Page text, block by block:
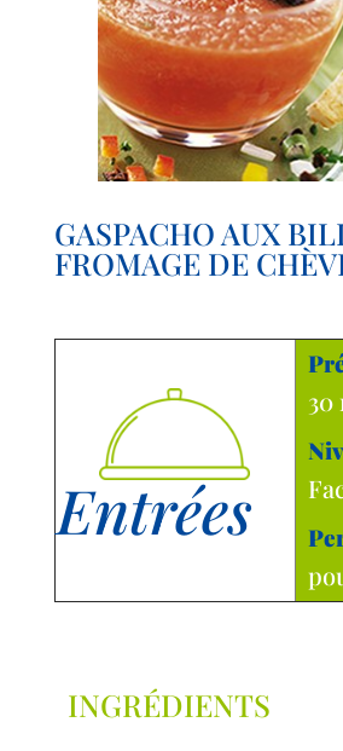
GASPACHO AUX
FROMAGE DE
Entrées
30
INGRÉDIENTS